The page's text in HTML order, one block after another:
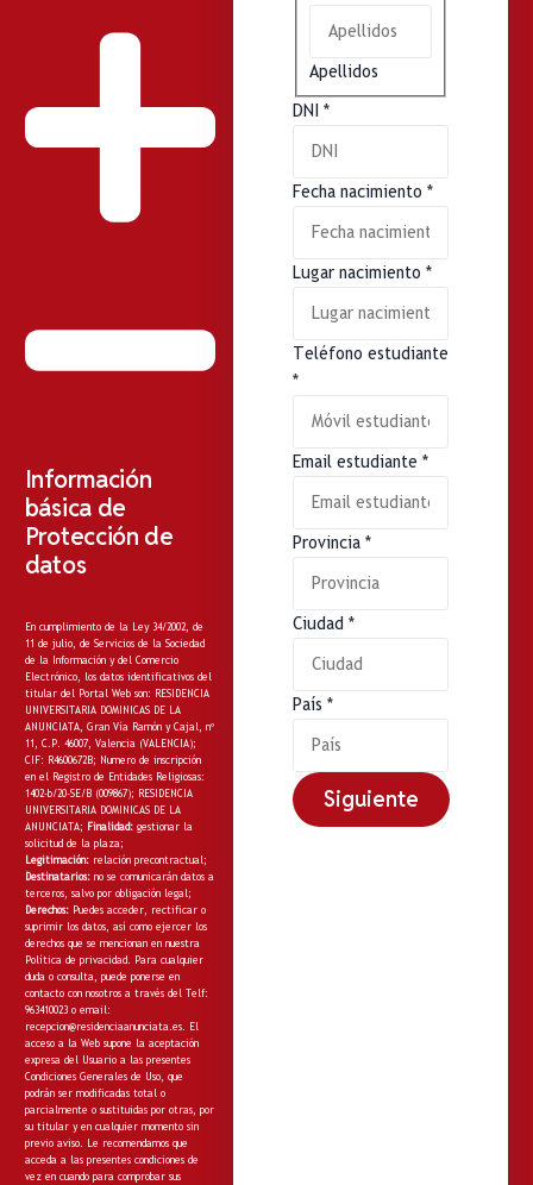
Información
básica de
Protección de
datos
En cumplimiento de la Ley 34/2002, de
11 de julio, de Servicios de la Sociedad
de la Información y del Comercio
Electrónico, los datos identificativos del
titular del Portal Web son: RESIDENCIA
UNIVERSITARIA DOMINICAS DE LA
ANUNCIATA, Gran Vía Ramón y Cajal, nº
11, C.P. 46007, Valencia (VALENCIA);
CIF: R4600672B; Numero de inscripción
en el Registro de Entidades Religiosas:
1402-b/20-SE/B (009867); RESIDENCIA
UNIVERSITARIA DOMINICAS DE LA
ANUNCIATA; Finalidad: gestionar la
solicitud de la plaza;
Legitimación: relación precontractual;
Destinatarios: no se comunicarán datos a
terceros, salvo por obligación legal;
Derechos: Puedes acceder, rectificar o
suprimir los datos, así como ejercer los
derechos que se mencionan en nuestra
Política de privacidad . Para cualquier
duda o consulta, puede ponerse en
contacto con nosotros a través del Telf:
963410023 o email:
recepcion@residenciaanunciata.es. El
acceso a la Web supone la aceptación
expresa del Usuario a las presentes
Condiciones Generales de Uso, que
podrán ser modificadas total o
parcialmente o sustituidas por otras, por
su titular y en cualquier momento sin
previo aviso. Le recomendamos que
acceda a las presentes condiciones de
vez en cuando para comprobar sus
Apellidos
DNI *
Fecha nacimiento *
Lugar nacimiento *
Teléfono estudiante
*
Email estudiante *
Provincia *
Ciudad *
País *
Siguiente